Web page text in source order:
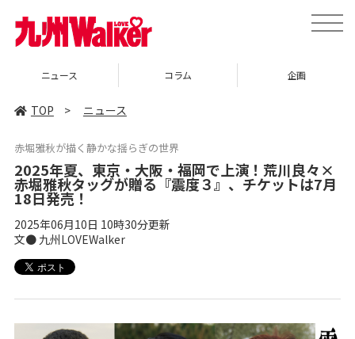
toggle
ニュース コラム 企画
TOP > ニュース
赤堀雅秋が描く静かな揺らぎの世界
2025年夏、東京・大阪・福岡で上演！荒川良々×
赤堀雅秋タッグが贈る『震度３』、チケットは7月
18日発売！
2025年06月10日 10時30分更新
文● 九州LOVEWalker